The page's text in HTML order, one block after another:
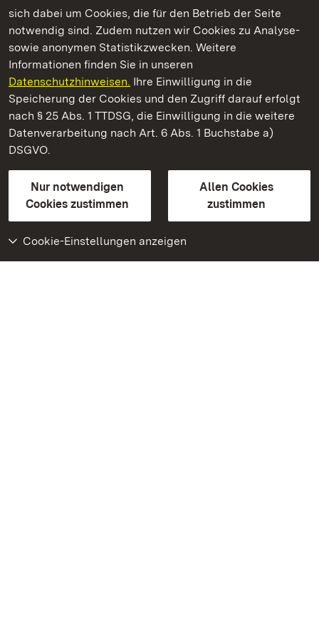
sich dabei um Cookies, die für den Betrieb der Seite
notwendig sind. Zudem nutzen wir Cookies zu Analyse-
sowie anonymen Statistikzwecken. Weitere
Informationen finden Sie in unseren
Datenschutzhinweisen. Ihre Einwilligung in die
Speicherung der Cookies und den Zugriff darauf erfolgt
nach § 25 Abs. 1 TTDSG, die Einwilligung in die weitere
Datenverarbeitung nach Art. 6 Abs. 1 Buchstabe a)
DSGVO.
Nur notwendigen
Cookies zustimmen
Allen Cookies
zustimmen
Cookie-Einstellungen anzeigen
Kloster Hirsau
Staatliche Schlösser und Gärten Baden-Württemberg
Kontakt
GebärdenspracheLeichte Sprache
Erklärung zur Barrierefreiheit
BITV-konform (geprüfte Seiten)
Weiteres